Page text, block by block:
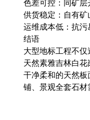
色差可控 ：同矿
供货稳定 ：自有
运维成本低 ：抗
结语
大型地标工程不
天然素雅吉林白
干净柔和的天然
铺、景观全套石